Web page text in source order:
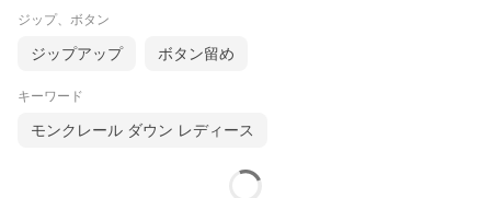
ジップ、ボタン
ジップアップ ボタン留め
キーワード
モンクレール ダウン レディース